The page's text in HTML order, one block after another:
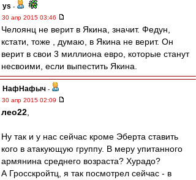
ys -
30 апр 2015 03:46
Челоянц не верит в Якина, значит. Федун,
кстати, тоже , думаю, в Якина не верит. Он
верит в свои 3 миллиона евро, которые станут
несвоими, если выпестить Якина.
НафНафыч -
30 апр 2015 02:09
лео22
Ну так и у нас сейчас кроме Эберта ставить
кого в атакующую группу. В меру упитанного
армянина среднего возраста? Хурадо?
А Гросскройтц, я так посмотрел сейчас - в